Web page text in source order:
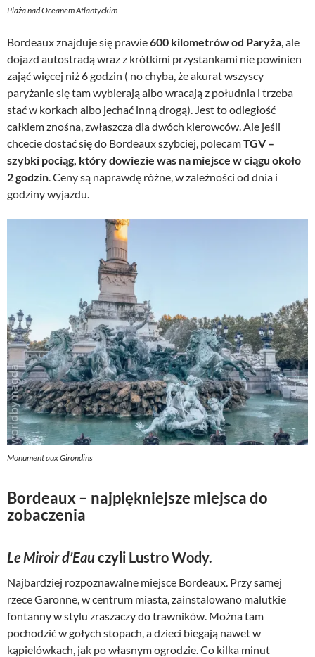
Plaża nad Oceanem Atlantyckim
Bordeaux znajduje się prawie600 kilometrów od Paryża , ale
dojazd autostradą wraz z krótkimi przystankami nie powinien
zająć więcej niż 6 godzin ( no chyba, że akurat wszyscy
paryżanie się tam wybierają albo wracają z południa i trzeba
stać w korkach albo jechać inną drogą). Jest to odległość
całkiem znośna, zwłaszcza dla dwóch kierowców. Ale jeśli
chcecie dostać się do Bordeaux szybciej, polecamTGV –
szybki pociąg, który dowiezie was na miejsce w ciągu około
2 godzin . Ceny są naprawdę różne, w zależności od dnia i
godziny wyjazdu.
Monument aux Girondins
Bordeaux – najpiękniejsze miejsca do
zobaczenia
Le Miroir d’Eauczyli Lustro Wody.
Najbardziej rozpoznawalne miejsce Bordeaux. Przy samej
rzece Garonne, w centrum miasta, zainstalowano malutkie
fontanny w stylu zraszaczy do trawników. Można tam
pochodzić w gołych stopach, a dzieci biegają nawet w
kąpielówkach, jak po własnym ogrodzie. Co kilka minut